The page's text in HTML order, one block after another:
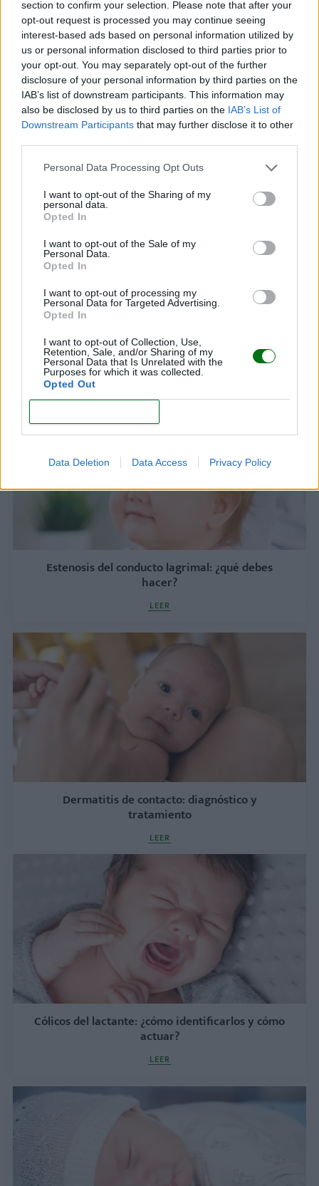
section to confirm your selection. Please note that after your
opt-out request is processed you may continue seeing
interest-based ads based on personal information utilized by
us or personal information disclosed to third parties prior to
your opt-out. You may separately opt-out of the further
disclosure of your personal information by third parties on the
IAB’s list of downstream participants. This information may
also be disclosed by us to third parties on the IAB’s List of
Downstream Participants that may further disclose it to other
Personal Data Processing Opt Outs
I want to opt-out of the Sharing of my
personal data.
Opted In
I want to opt-out of the Sale of my
Personal Data.
Opted In
I want to opt-out of processing my
Personal Data for Targeted Advertising.
Opted In
I want to opt-out of Collection, Use,
Retention, Sale, and/or Sharing of my
Personal Data that Is Unrelated with the
Purposes for which it was collected.
Opted Out
Data Deletion Data Access Privacy Policy
Gastritis en niños: causas y tratamientos
LEER
Rubéola y embarazo: sus complicaciones
Estenosis del conducto lagrimal: ¿qué debes
hacer?
LEER
Dermatitis de contacto: diagnóstico y
tratamiento
LEER
Cólicos del lactante: ¿cómo identificarlos y cómo
actuar?
LEER